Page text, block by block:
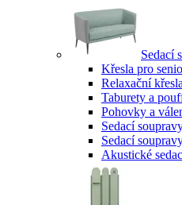
Sedací
Křesla pro
Relaxační křesla
Taburety a
Pohovky a
Sedací
Sedací
Akustické